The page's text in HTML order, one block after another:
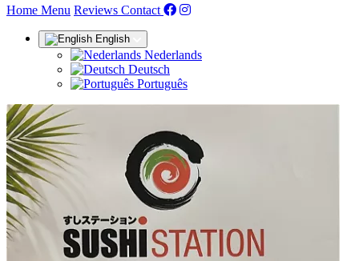
Home (current)
Menu Reviews Contact
English
Nederlands
Deutsch
Português